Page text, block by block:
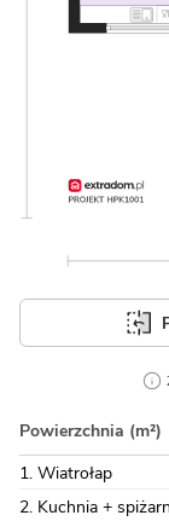
Powierzchnia (m²)
1. Wiatrołap
2. Kuchnia +